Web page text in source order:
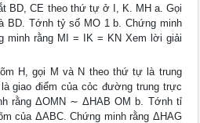
BD, CE theo thứ tự ở I, K. MH a. Gọi
BD. Tớnh tỷ số MO 1 b. Chứng minh
minh rằng MI = IK = KN Xem lời giải
H, gọi M và N theo thứ tự là trung
giao điểm của cỏc đường trung trực
rằng ΔOMN ∼ ΔHAB OM b. Tớnh tỉ
của ΔABC. Chứng minh rằng ΔHAG